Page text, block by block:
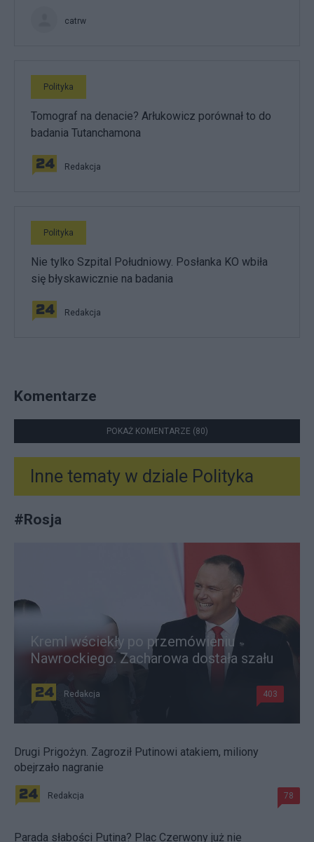
catrw
Polityka
Tomograf na denacie? Arłukowicz porównał to do
badania Tutanchamona
Redakcja
Polityka
Nie tylko Szpital Południowy. Posłanka KO wbiła
się błyskawicznie na badania
Redakcja
Komentarze
POKAŻ KOMENTARZE (80)
Inne tematy w dziale Polityka
#Rosja
Kreml wściekły po przemówieniu
Nawrockiego. Zacharowa dostała szału
Redakcja 403
Drugi Prigożyn. Zagroził Putinowi atakiem, miliony
obejrzało nagranie
Redakcja 78
Parada słabości Putina? Plac Czerwony już nie